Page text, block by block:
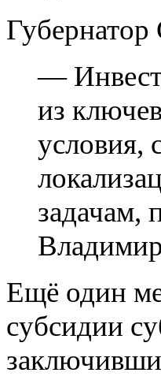
—
из
условия,
задачам,
Ещё один
субсидии